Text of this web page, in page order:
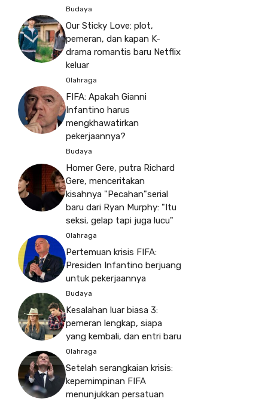
Budaya
Our Sticky Love: plot,
pemeran, dan kapan K-
drama romantis baru Netflix
keluar
Olahraga
FIFA: Apakah Gianni
Infantino harus
mengkhawatirkan
pekerjaannya?
Budaya
Homer Gere, putra Richard
Gere, menceritakan
kisahnya "Pecahan"serial
baru dari Ryan Murphy: "Itu
seksi, gelap tapi juga lucu"
Olahraga
Pertemuan krisis FIFA:
Presiden Infantino berjuang
untuk pekerjaannya
Budaya
Kesalahan luar biasa 3:
pemeran lengkap, siapa
yang kembali, dan entri baru
Olahraga
Setelah serangkaian krisis:
kepemimpinan FIFA
menunjukkan persatuan